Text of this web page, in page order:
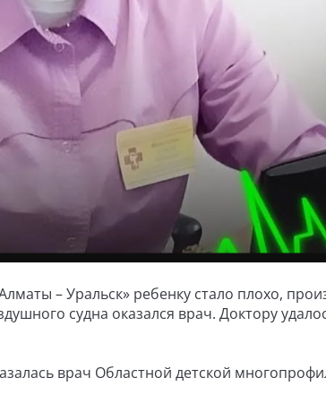
– Уральск» ребенку стало плохо,
судна оказался врач. Доктору
врач Областной детской